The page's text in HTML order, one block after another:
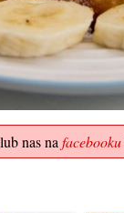
nas na facebooku